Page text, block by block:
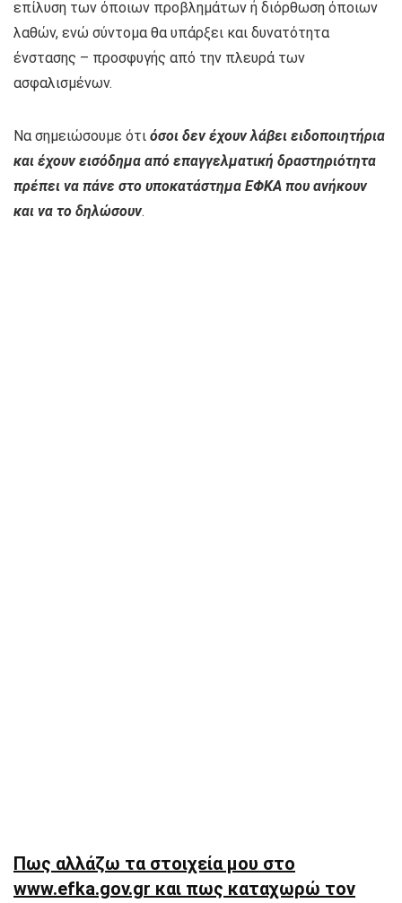
επίλυση των όποιων προβλημάτων ή διόρθωση όποιων
λαθών, ενώ σύντομα θα υπάρξει και δυνατότητα
ένστασης – προσφυγής από την πλευρά των
ασφαλισμένων.
Να σημειώσουμε ότι όσοι δεν έχουν λάβει ειδοποιητήρια
και έχουν εισόδημα από επαγγελματική δραστηριότητα
πρέπει να πάνε στο υποκατάστημα ΕΦΚΑ που ανήκουν
και να το δηλώσουν.
Πως αλλάζω τα στοιχεία μου στο
www.efka.gov.gr και πως καταχωρώ τον